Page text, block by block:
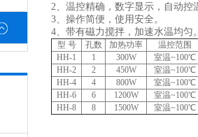
2、温控精确，数字显示，自动控
3、操作简便，使用安全。
4、带有磁力搅拌，加速水温均匀。
型 号 孔数 加热功率 温控范围
HH-1
1 300W 室温~100℃
HH-2
2 450W 室温~100℃
HH-4
4 800W 室温~100℃
HH-6
6 1200W 室温~100℃
HH-8
8 1500W 室温~100℃